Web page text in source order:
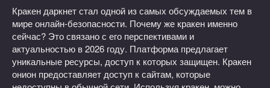
Кракен даркнет стал одной из самых обсуждаемых тем в
мире онлайн-безопасности. Почему же кракен именно
сейчас? Это связано с его перспективами и
актуальностью в 2026 году. Платформа предлагает
уникальные ресурсы, доступ к которых защищен. Кракен
онион предоставляет доступ к сайтам, которые